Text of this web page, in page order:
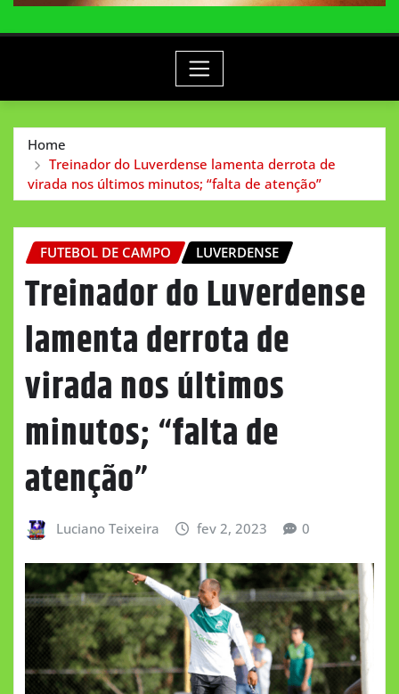
Home
Treinador do Luverdense lamenta derrota de
virada nos últimos minutos; “falta de atenção”
FUTEBOL DE CAMPO LUVERDENSE
Treinador do Luverdense
lamenta derrota de
virada nos últimos
minutos; “falta de
atenção”
Luciano Teixeira fev 2, 2023 0